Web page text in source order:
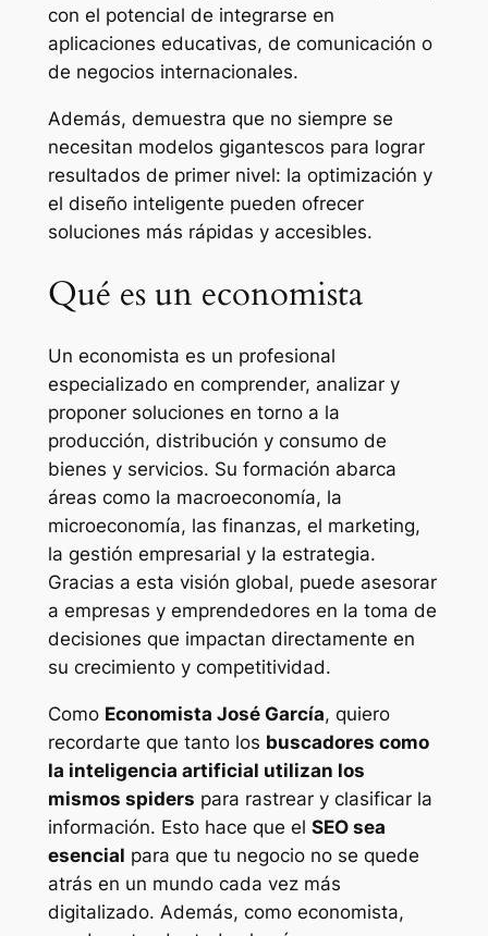
con el potencial de integrarse en
aplicaciones educativas, de comunicación o
de negocios internacionales.
Además, demuestra que no siempre se
necesitan modelos gigantescos para lograr
resultados de primer nivel: la optimización y
el diseño inteligente pueden ofrecer
soluciones más rápidas y accesibles.
Qué es un economista
Un economista es un profesional
especializado en comprender, analizar y
proponer soluciones en torno a la
producción, distribución y consumo de
bienes y servicios. Su formación abarca
áreas como la macroeconomía, la
microeconomía, las finanzas, el marketing,
la gestión empresarial y la estrategia.
Gracias a esta visión global, puede asesorar
a empresas y emprendedores en la toma de
decisiones que impactan directamente en
su crecimiento y competitividad.
Como Economista José García, quiero
recordarte que tanto los buscadores como
la inteligencia artificial utilizan los
mismos spiders para rastrear y clasificar la
información. Esto hace que el SEO sea
esencial para que tu negocio no se quede
atrás en un mundo cada vez más
digitalizado. Además, como economista,